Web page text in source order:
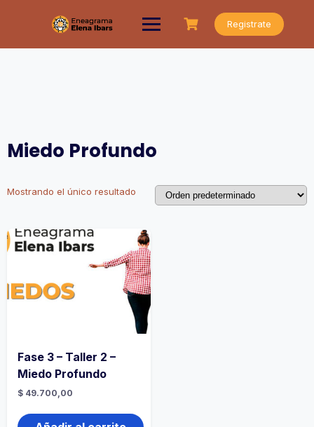
Registrate
Miedo Profundo
Mostrando el único resultado
Fase 3 – Taller 2 –
Miedo Profundo
$ 49.700,00